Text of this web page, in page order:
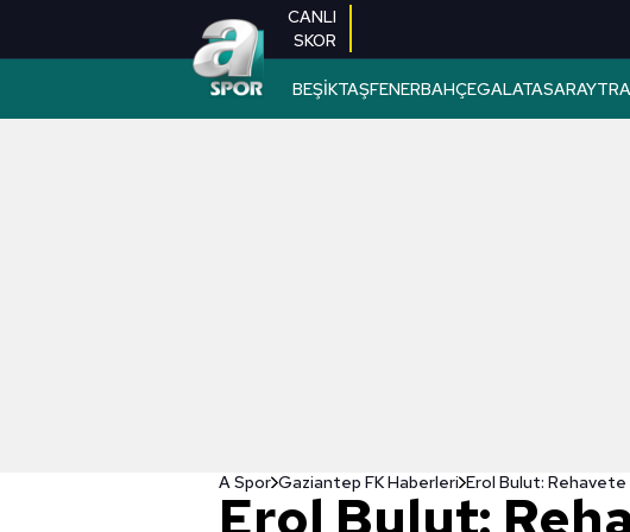
CANLI
SKOR
BEŞİKTAŞFENERBAHÇEGALATASARAY
A Spor Gaziantep FK Haberleri Erol Bulut: Rehavete
Erol Bulut: